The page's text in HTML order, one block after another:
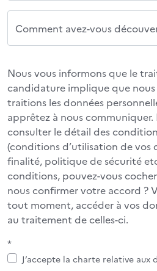
Comment avez-vous
Nous vous informons que le
candidature implique que
traitions les données
apprêtez à nous communiquer.
consulter le détail des
(conditions d’utilisation de vos
finalité, politique de sécurité
conditions, pouvez-vous
nous confirmer votre accord ?
tout moment, accéder à vos
au traitement de celles-ci.
*
J’accepte la charte relative aux